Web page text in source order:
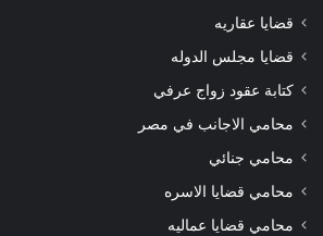
قضايا عقاريه
قضايا مجلس الدوله
كتابة عقود زواج عرفي
محامي الاجانب في مصر
محامي جنائي
محامي قضايا الاسره
محامي قضايا عماليه